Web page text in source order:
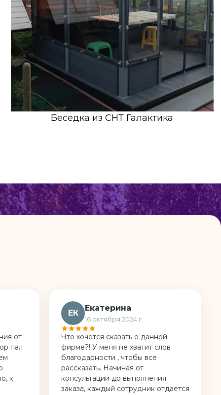
Беседка из СНТ Галактика
от
пал
к
ЕК
Екатерина
16 октября 2024 г.
Что хочется сказать о данной
фирме?! У меня не хватит слов
благодарности , чтобы все
рассказать. Начиная от
консультации до выполнения
заказа, каждый сотрудник отдается